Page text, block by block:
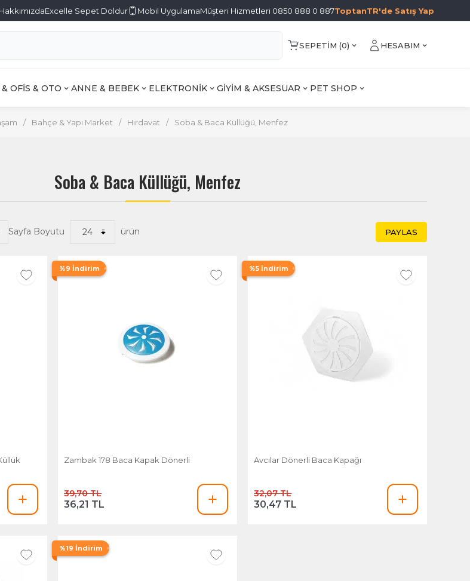
HakkımızdaExcelle Sepet Doldur Mobil UygulamaMüşteri Hizmetleri 0850 888 0 887ToptanTR'de Satış Yap
SEPETIM (0) HESABIM
& OFİS & OTO ANNE & BEBEK ELEKTRONİK GİYİM & AKSESUAR PET SHOP
/ Bahçe & Yapı Market / Hırdavat / Soba & Baca Küllüğü, Menfez
Soba & Baca Küllüğü, Menfez
Sayfa Boyutu ürün PAYLAS
%9 İndirim
Zambak 178 Baca Kapak Dönerli
39,70 TL
36,21 TL
%5 İndirim
Avcılar Dönerli Baca Kapağı
32,07 TL
30,47 TL
%19 İndirim